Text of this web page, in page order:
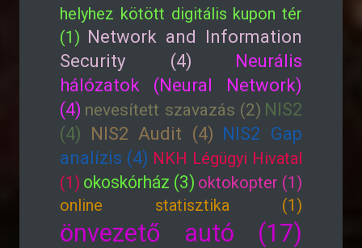
helyhez kötött digitális kupon tér
(1) Network and Information
Security (4)
Neurális
hálózatok (Neural Network)
(4) nevesített szavazás (2) NIS2
(4) NIS2 Audit (4) NIS2 Gap
analízis (4) NKH Légügyi Hivatal
(1) okoskórház (3) oktokopter (1)
online statisztika (1)
önvezető autó (17)